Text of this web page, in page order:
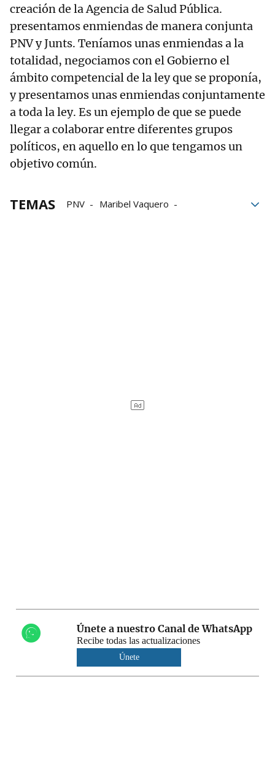
creación de la Agencia de Salud Pública.
presentamos enmiendas de manera conjunta
PNV y Junts. Teníamos unas enmiendas a la
totalidad, negociamos con el Gobierno el
ámbito competencial de la ley que se proponía,
y presentamos unas enmiendas conjuntamente
a toda la ley. Es un ejemplo de que se puede
llegar a colaborar entre diferentes grupos
políticos, en aquello en lo que tengamos un
objetivo común.
TEMAS PNV
Maribel Vaquero
Únete a nuestro Canal de WhatsApp
Recibe todas las actualizaciones
Únete